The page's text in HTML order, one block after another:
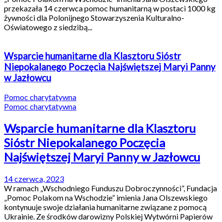
przekazała 14 czerwca pomoc humanitarną w postaci 1000 kg
żywności dla Polonijnego Stowarzyszenia Kulturalno-
Oświatowego z siedzibą...
Wsparcie humanitarne dla Klasztoru Sióstr
Niepokalanego Poczęcia Najświętszej Maryi Panny
w Jazłowcu
Pomoc charytatywna
Pomoc charytatywna
Wsparcie humanitarne dla Klasztoru
Sióstr Niepokalanego Poczęcia
Najświętszej Maryi Panny w Jazłowcu
14 czerwca, 2023
W ramach „Wschodniego Funduszu Dobroczynności”, Fundacja
„Pomoc Polakom na Wschodzie” imienia Jana Olszewskiego
kontynuuje swoje działania humanitarne związane z pomocą
Ukrainie. Ze środków darowizny Polskiej Wytwórni Papierów